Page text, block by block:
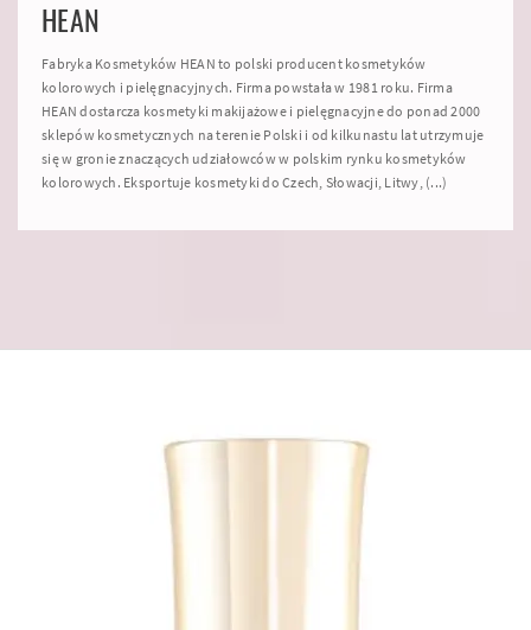
HEAN
Fabryka Kosmetyków HEAN to polski producent kosmetyków
kolorowych i pielęgnacyjnych. Firma powstała w 1981 roku. Firma
HEAN dostarcza kosmetyki makijażowe i pielęgnacyjne do ponad 2000
sklepów kosmetycznych na terenie Polski i od kilkunastu lat utrzymuje
się w gronie znaczących udziałowców w polskim rynku kosmetyków
kolorowych. Eksportuje kosmetyki do Czech, Słowacji, Litwy, (...)